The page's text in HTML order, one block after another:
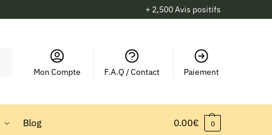
+ 2,500 Avis positifs
Mon Compte F.A.Q / Contact Paiement
Blog 0.00€ 0